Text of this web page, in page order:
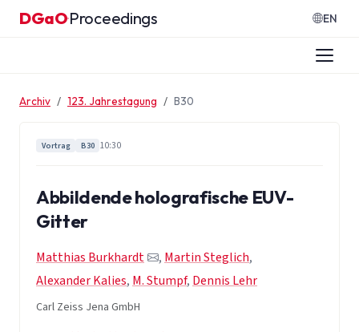
Zum Inhalt springen
DGaO·Proceedings EN
Archiv 123. Jahrestagung B30
Vortrag B30 10:30
Abbildende holografische EUV-
Gitter
Matthias Burkhardt , Martin Steglich,
Alexander Kalies, M. Stumpf, Dennis Lehr
Carl Zeiss Jena GmbH